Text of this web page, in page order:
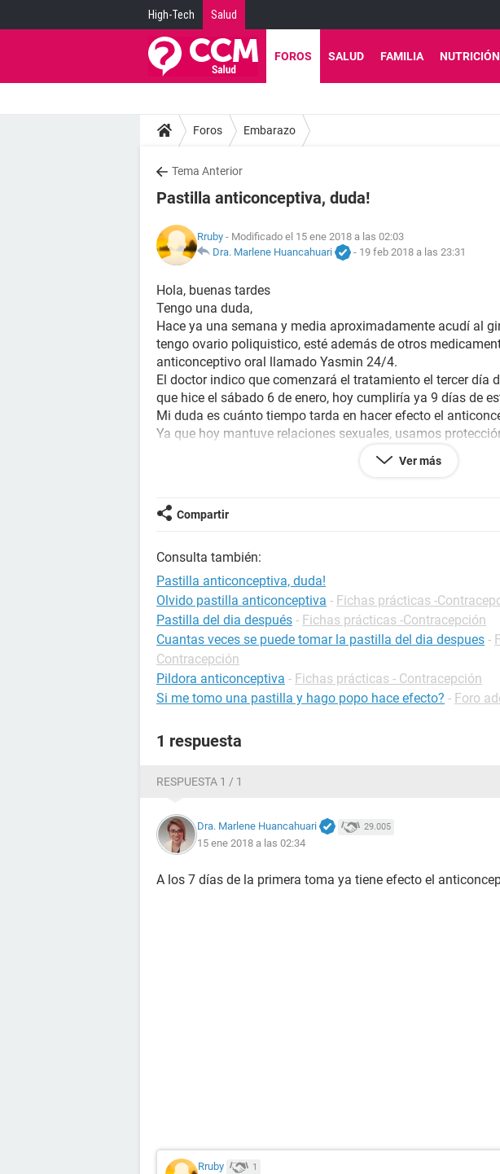
High-Tech Salud
FOROS SALUD FAMILIA NUTRICIÓN
Foros Embarazo
Tema Anterior
Pastilla anticonceptiva, duda!
Rruby - Modificado el 15 ene 2018 a las 02:03
Dra. Marlene Huancahuari
- 19 feb 2018 a las 23:31
Hola, buenas tardes
Tengo una duda,
Hace ya una semana y media aproximadamente acudí al
tengo ovario poliquistico, esté además de otros
anticonceptivo oral llamado Yasmin 24/4.
El doctor indico que comenzará el tratamiento el tercer día
que hice el sábado 6 de enero, hoy cumpliría ya 9 días de
Mi duda es cuánto tiempo tarda en hacer efecto el
Ya que hoy mantuve relaciones sexuales, usamos
Ver más
Compartir
Consulta también:
Pastilla anticonceptiva, duda!
Olvido pastilla anticonceptiva - Fichas prácticas -
Pastilla del dia después - Fichas prácticas -Contracepción
Cuantas veces se puede tomar la pastilla del dia despues -
Contracepción
Pildora anticonceptiva - Fichas prácticas - Contracepción
Si me tomo una pastilla y hago popo hace efecto? - Foro
1 respuesta
RESPUESTA 1 / 1
Dra. Marlene Huancahuari 29.005
15 ene 2018 a las 02:34
A los 7 días de la primera toma ya tiene efecto el
Rruby 1